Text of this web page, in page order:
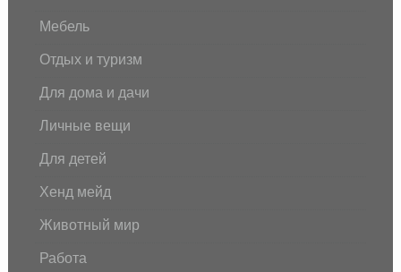
Мебель
Отдых и туризм
Для дома и дачи
Личные вещи
Для детей
Хенд мейд
Животный мир
Работа